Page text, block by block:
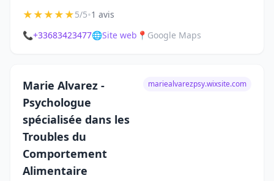
★★★★★5/5•1 avis
📞+33683423477🌐Site web 📍 Google Maps
Marie Alvarez -
Psychologue
spécialisée dans les
Troubles du
Comportement
Alimentaire
mariealvarezpsy.wixsite.com